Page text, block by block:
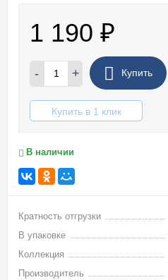
1 190 ₽
- + Купить
Купить в 1 клик
В наличии
Кратность отгрузки
В упаковке
Коллекция
Производитель